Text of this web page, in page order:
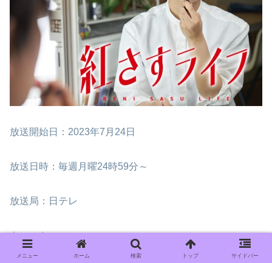
放送開始日：2023年7月24日
放送日時：毎週月曜24時59分～
放送局：日テレ
キャスト
北條雅人：大西流星（なにわ男子）
メニュー ホーム 検索 トップ サイドバー